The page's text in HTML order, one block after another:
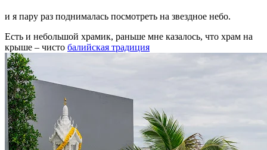
и я пару раз поднималась посмотреть на звездное небо.
Есть и небольшой храмик, раньше мне казалось, что храм на
крыше – чисто балийская традиция